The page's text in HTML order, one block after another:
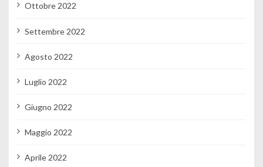
Ottobre 2022
Settembre 2022
Agosto 2022
Luglio 2022
Giugno 2022
Maggio 2022
Aprile 2022